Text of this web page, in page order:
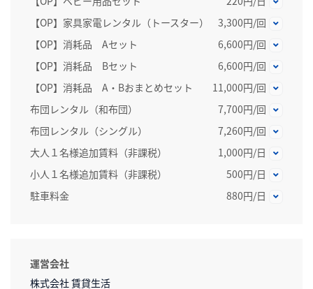
【OP】家具家電レンタル（トースター）
3,300円/回
【OP】消耗品 Aセット
6,600円/回
【OP】消耗品 Bセット
6,600円/回
【OP】消耗品 A・Bおまとめセット
11,000円/回
布団レンタル（和布団）
7,700円/回
布団レンタル（シングル）
7,260円/回
大人１名様追加賃料（非課税）
1,000円/日
小人１名様追加賃料（非課税）
500円/日
駐車料金
880円/日
運営会社
株式会社 賃貸生活